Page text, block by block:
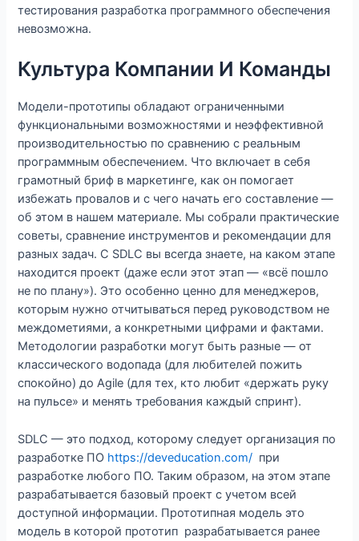
тестирования разработка программного обеспечения
невозможна.
Культура Компании И Команды
Модели-прототипы обладают ограниченными
функциональными возможностями и неэффективной
производительностью по сравнению с реальным
программным обеспечением. Что включает в себя
грамотный бриф в маркетинге, как он помогает
избежать провалов и с чего начать его составление —
об этом в нашем материале. Мы собрали практические
советы, сравнение инструментов и рекомендации для
разных задач. С SDLC вы всегда знаете, на каком этапе
находится проект (даже если этот этап — «всё пошло
не по плану»). Это особенно ценно для менеджеров,
которым нужно отчитываться перед руководством не
междометиями, а конкретными цифрами и фактами.
Методологии разработки могут быть разные — от
классического водопада (для любителей пожить
спокойно) до Agile (для тех, кто любит «держать руку
на пульсе» и менять требования каждый спринт).
SDLC — это подход, которому следует организация по
разработке ПО https://deveducation.com/ при
разработке любого ПО. Таким образом, на этом этапе
разрабатывается базовый проект с учетом всей
доступной информации. Прототипная модель это
модель в которой прототип разрабатывается ранее